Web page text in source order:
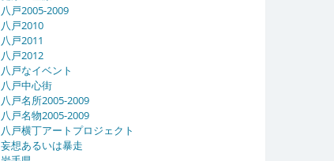
八戸2005-2009
八戸2010
八戸2011
八戸2012
八戸なイベント
八戸中心街
八戸名所2005-2009
八戸名物2005-2009
八戸横丁アートプロジェクト
妄想あるいは暴走